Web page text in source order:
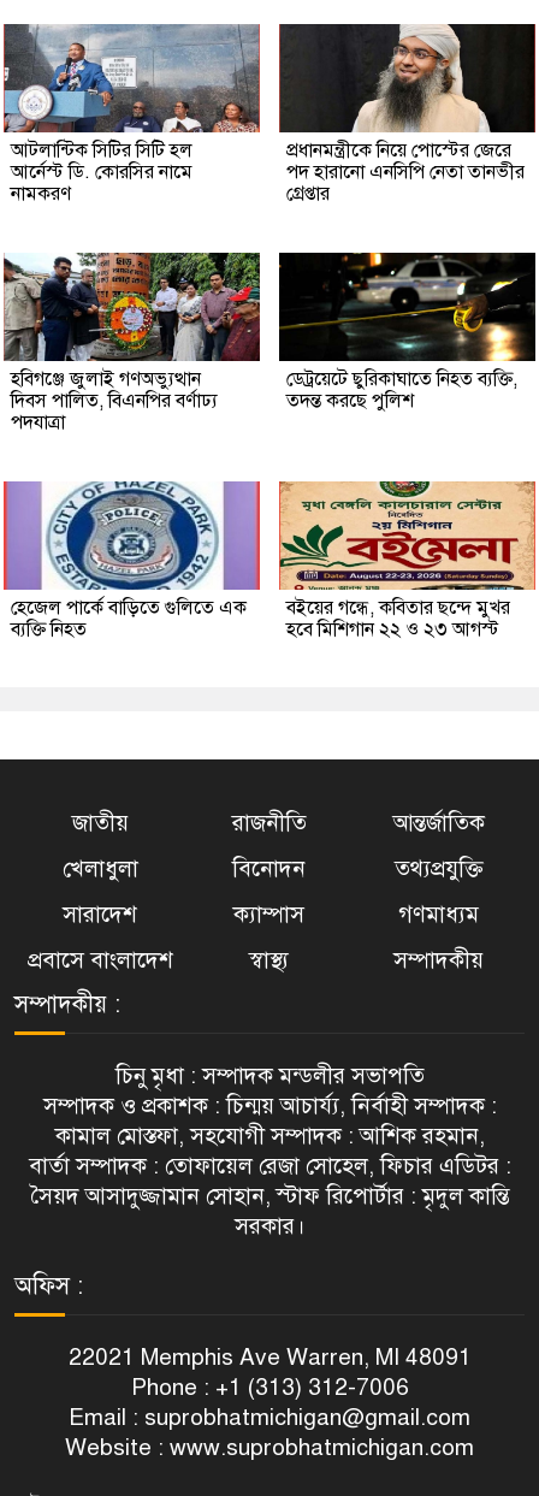
আটলান্টিক সিটির সিটি হল
আর্নেস্ট ডি. কোরসির নামে
নামকরণ
প্রধানমন্ত্রীকে নিয়ে পোস্টের জেরে
পদ হারানো এনসিপি নেতা তানভীর
গ্রেপ্তার
হবিগঞ্জে জুলাই গণঅভ্যুত্থান
দিবস পালিত, বিএনপির বর্ণাঢ্য
পদযাত্রা
ডেট্রয়েটে ছুরিকাঘাতে নিহত ব্যক্তি,
তদন্ত করছে পুলিশ
হেজেল পার্কে বাড়িতে গুলিতে এক
ব্যক্তি নিহত
বইয়ের গন্ধে, কবিতার ছন্দে মুখর
হবে মিশিগান ২২ ও ২৩ আগস্ট
জাতীয় রাজনীতি
আন্তর্জাতিক
খেলাধুলা
বিনোদন
তথ্যপ্রযুক্তি
সারাদেশ
ক্যাম্পাস
গণমাধ্যম
প্রবাসে বাংলাদেশ
স্বাস্থ্য সম্পাদকীয়
সম্পাদকীয় :
চিনু মৃধা : সম্পাদক মন্ডলীর সভাপতি
সম্পাদক ও প্রকাশক : চিন্ময় আচার্য্য, নির্বাহী সম্পাদক :
কামাল মোস্তফা, সহযোগী সম্পাদক : আশিক রহমান,
বার্তা সম্পাদক : তোফায়েল রেজা সোহেল, ফিচার এডিটর :
সৈয়দ আসাদুজ্জামান সোহান, স্টাফ রিপোর্টার : মৃদুল কান্তি
সরকার।
অফিস :
22021 Memphis Ave Warren, MI 48091
Phone : +1 (313) 312-7006
Email : suprobhatmichigan@gmail.com
Website : www.suprobhatmichigan.com